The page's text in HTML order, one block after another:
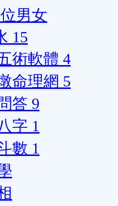
男女
15
術軟體 4
命理網 5
答 9
字 1
數 1